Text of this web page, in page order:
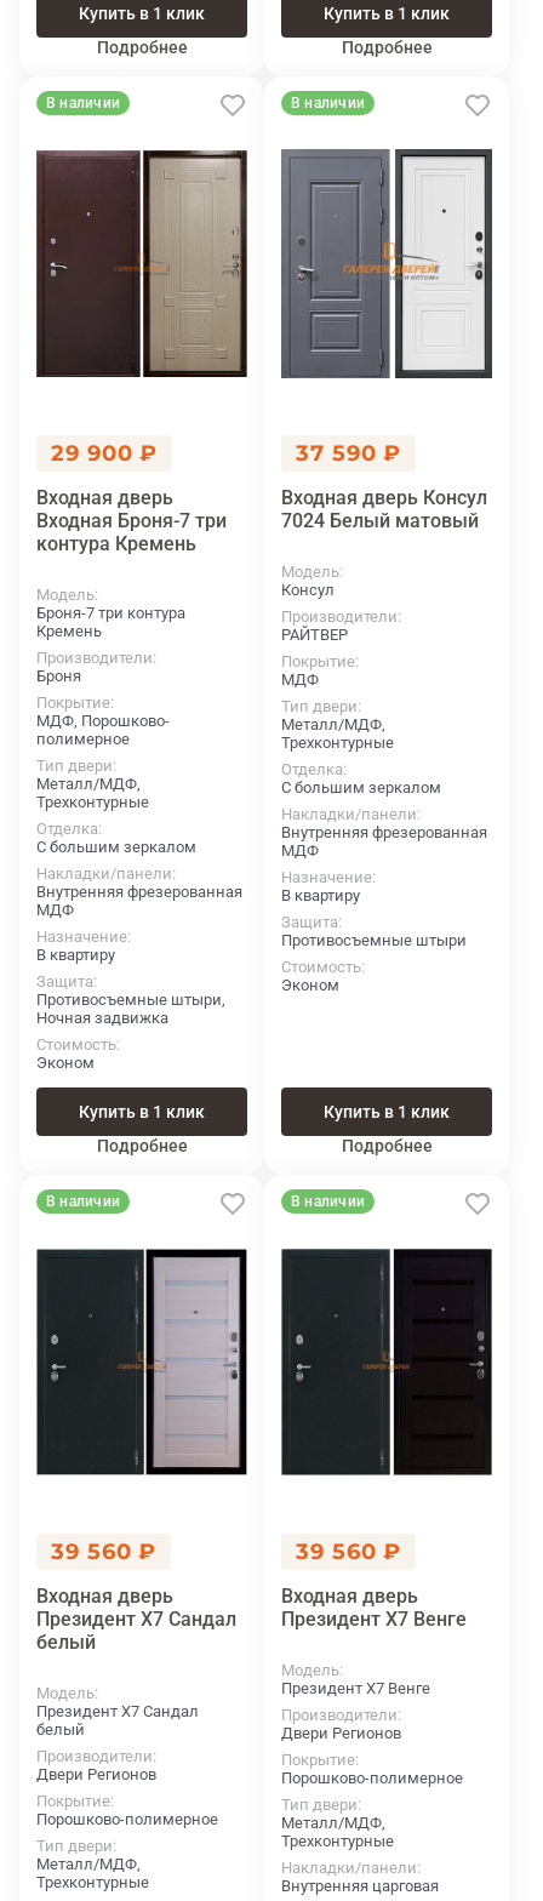
Купить в 1 клик
Подробнее
Купить в 1 клик
Подробнее
В наличии
29 900 ₽
Входная дверь
Входная Броня-7 три
контура Кремень
Модель
Броня-7 три контура
Кремень
Производители
Броня
Покрытие
МДФ, Порошково-
полимерное
Тип двери
Металл/МДФ,
Трехконтурные
Отделка
С большим зеркалом
Накладки/панели
Внутренняя фрезерованная
МДФ
Назначение
В квартиру
Защита
Противосъемные штыри,
Ночная задвижка
Стоимость
Эконом
Купить в 1 клик
Подробнее
В наличии
37 590 ₽
Входная дверь Консул
7024 Белый матовый
Модель
Консул
Производители
РАЙТВЕР
Покрытие
МДФ
Тип двери
Металл/МДФ,
Трехконтурные
Отделка
С большим зеркалом
Накладки/панели
Внутренняя фрезерованная
МДФ
Назначение
В квартиру
Защита
Противосъемные штыри
Стоимость
Эконом
Купить в 1 клик
Подробнее
В наличии
39 560 ₽
Входная дверь
Президент Х7 Сандал
белый
Модель
Президент Х7 Сандал
белый
Производители
Двери Регионов
Покрытие
Порошково-полимерное
Тип двери
Металл/МДФ,
Трехконтурные
В наличии
39 560 ₽
Входная дверь
Президент Х7 Венге
Модель
Президент Х7 Венге
Производители
Двери Регионов
Покрытие
Порошково-полимерное
Тип двери
Металл/МДФ,
Трехконтурные
Накладки/панели
Внутренняя царговая